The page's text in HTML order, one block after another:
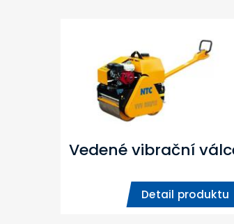
Vedené vibrační
Detail produktu